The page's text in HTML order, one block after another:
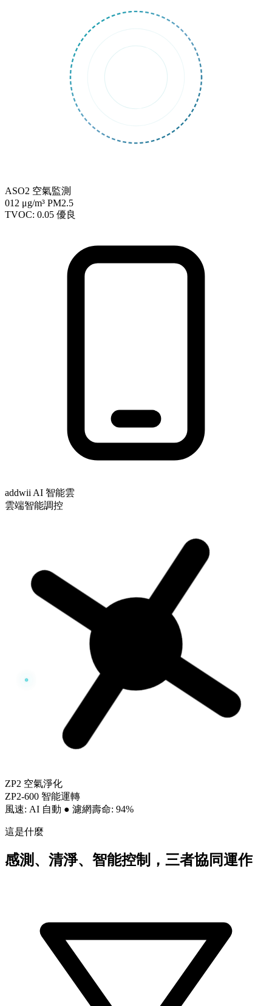
ASO2 空氣監測
012 μg/m³ PM2.5
TVOC: 0.05 優良
addwii AI 智能雲
雲端智能調控
ZP2 空氣淨化
ZP2-600 智能運轉
風速: AI 自動 ● 濾網壽命: 94%
這是什麼
感測、清淨、智能控制，三者協同運作